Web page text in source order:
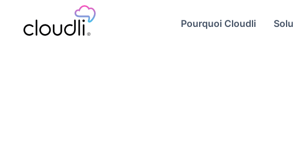
Pourquoi Cloudli